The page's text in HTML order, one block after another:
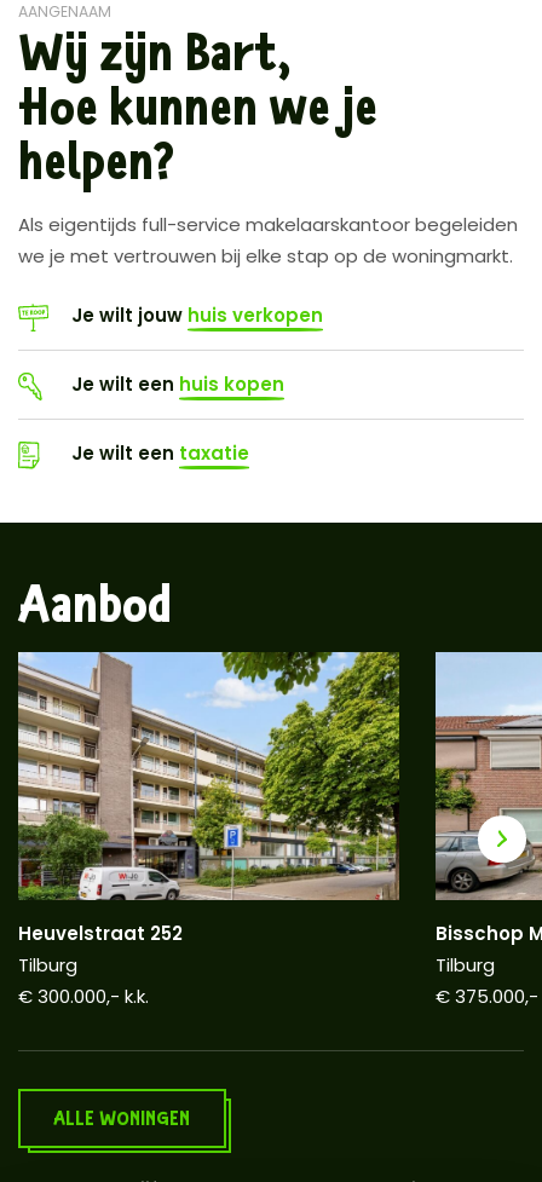
AANGENAAM
Wij zijn Bart,
Hoe kunnen we je
helpen?
Als eigentijds full-service makelaarskantoor begeleiden
we je met vertrouwen bij elke stap op de woningmarkt.
Je wilt jouw huis verkopen
Je wilt een huis kopen
Je wilt een taxatie
Aanbod
Heuvelstraat 252
Tilburg
€ 300.000,- k.k.
Bisschop
Tilburg
€ 375.000,-
ALLE WONINGEN